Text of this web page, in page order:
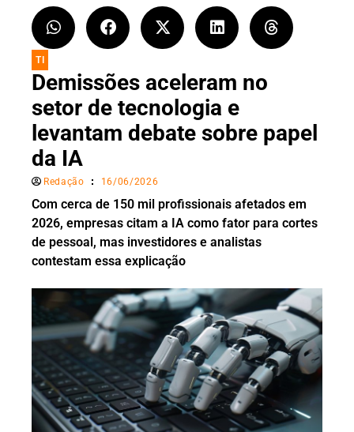
TI
Demissões aceleram no
setor de tecnologia e
levantam debate sobre papel
da IA
Redação 16/06/2026
Com cerca de 150 mil profissionais afetados em
2026, empresas citam a IA como fator para cortes
de pessoal, mas investidores e analistas
contestam essa explicação